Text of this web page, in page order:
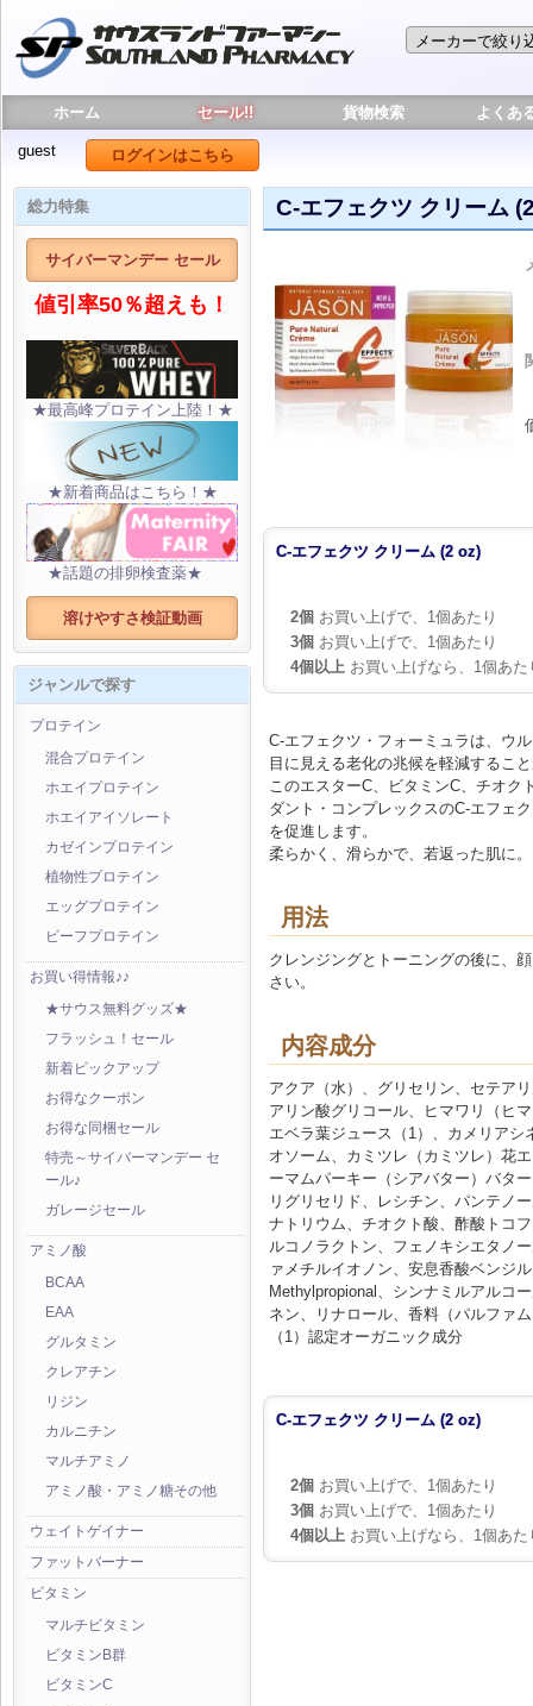
ホーム セール!! 貨物検索 よくあ
guest ログインはこちら
総力特集
サイバーマンデー セール
値引率50％超えも！
★最高峰プロテイン上陸！★
★新着商品はこちら！★
★話題の排卵検査薬★
溶けやすさ検証動画
ジャンルで探す
プロテイン
混合プロテイン
ホエイプロテイン
ホエイアイソレート
カゼインプロテイン
植物性プロテイン
エッグプロテイン
ビーフプロテイン
お買い得情報♪♪
★サウス無料グッズ★
フラッシュ！セール
新着ピックアップ
お得なクーポン
お得な同梱セール
特売～サイバーマンデー セ
ール♪
ガレージセール
アミノ酸
BCAA
EAA
グルタミン
クレアチン
リジン
カルニチン
マルチアミノ
アミノ酸・アミノ糖その他
ウェイトゲイナー
ファットバーナー
ビタミン
マルチビタミン
ビタミンB群
ビタミンC
C-エフェクツ クリーム
C-エフェクツ クリーム (2 oz)
2個 お買い上げで、1個あたり
3個 お買い上げで、1個あたり
4個以上 お買い上げなら、1個あた
C-エフェクツ・フォーミュラは、ウ
目に見える老化の兆候を軽減するこ
このエスターC、ビタミンC、チオク
ダント・コンプレックスのC-エフェ
を促進します。
柔らかく、滑らかで、若返った肌に。
用法
クレンジングとトーニングの後に、
さい。
内容成分
アクア（水）、グリセリン、セテア
アリン酸グリコール、ヒマワリ（ヒ
エベラ葉ジュース（1）、カメリア
オソーム、カミツレ（カミツレ）花
ーマムパーキー（シアバター）バタ
リグリセリド、レシチン、パンテノ
ナトリウム、チオクト酸、酢酸トコ
ルコノラクトン、フェノキシエタノ
ァメチルイオノン、安息香酸ベンジ
Methylpropional、シンナミルアルコ
ネン、リナロール、香料（パルファ
（1）認定オーガニック成分
C-エフェクツ クリーム (2 oz)
2個 お買い上げで、1個あたり
3個 お買い上げで、1個あたり
4個以上 お買い上げなら、1個あた